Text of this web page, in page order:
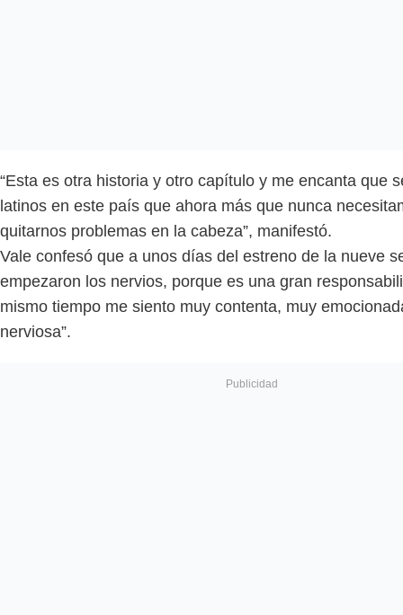
“Esta es otra historia y otro capítulo y me encanta que
latinos en este país que ahora más que nunca
quitarnos problemas en la cabeza”, manifestó.
Vale confesó que a unos días del estreno de la nueve
empezaron los nervios, porque es una gran
mismo tiempo me siento muy contenta, muy
nerviosa”.